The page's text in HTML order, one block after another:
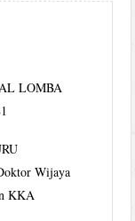
LOMBA
Wijaya
KKA